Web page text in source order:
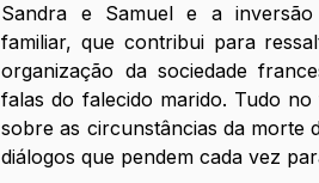
Sandra e Samuel e a
familiar, que contribui para
organização da sociedade
falas do falecido marido. Tudo
sobre as circunstâncias da morte
diálogos que pendem cada vez